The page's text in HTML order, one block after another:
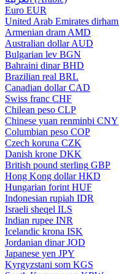
Euro EUR
United Arab Emirates dirham
Armenian dram AMD
Australian dollar AUD
Bulgarian lev BGN
Bahraini dinar BHD
Brazilian real BRL
Canadian dollar CAD
Swiss franc CHF
Chilean peso CLP
Chinese yuan renminbi CNY
Columbian peso COP
Czech koruna CZK
Danish krone DKK
British pound sterling GBP
Hong Kong dollar HKD
Hungarian forint HUF
Indonesian rupiah IDR
Israeli sheqel ILS
Indian rupee INR
Icelandic krona ISK
Jordanian dinar JOD
Japanese yen JPY
Kyrgyzstani som KGS